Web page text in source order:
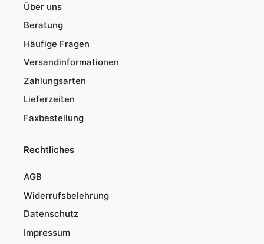
Über uns
Beratung
Häufige Fragen
Versandinformationen
Zahlungsarten
Lieferzeiten
Faxbestellung
Rechtliches
AGB
Widerrufsbelehrung
Datenschutz
Impressum